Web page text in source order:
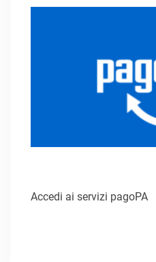
Accedi ai servizi pagoPA